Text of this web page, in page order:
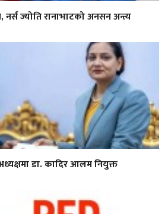
ज्योति रानाभाटको अनसन अन्त्य
डा. कादिर आलम नियुक्त